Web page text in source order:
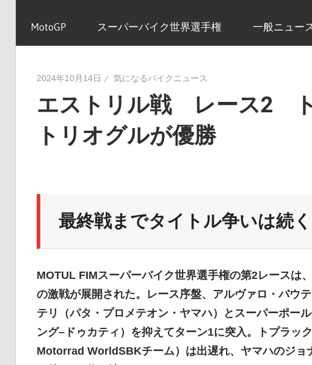
イ
ニ
ー
ス
MotoGP スーパーバイク世界選手権 一般ニュー
2024年10月14日 気になるバイクニュース
エストリル戦 レース2
トリオグルが優勝
最終戦までタイトル争いは続く
MOTUL FIMスーパーバイク世界選手権の第2レースは
の激戦が展開された。レース序盤、アルヴァロ・バウ
テリ（パタ・プロメテオン・ヤマハ）とスーパーポー
ング–ドゥカティ）を抑えてターン1に突入。トプラッ
Motorrad WorldSBKチーム）は出遅れ、ヤマハのジョ